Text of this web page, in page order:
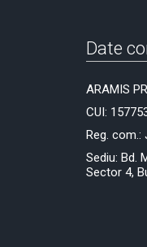
Date
ARAMIS
CUI:
Reg. com.:
Sediu: Bd.
Sector 4,